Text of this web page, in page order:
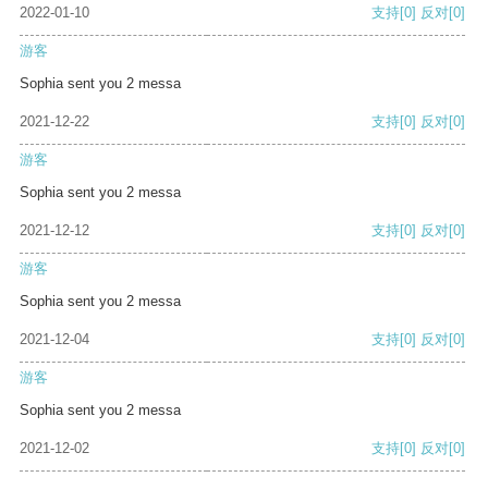
2022-01-10 支持[0] 反对[0]
游客
Sophia sent you 2 messa
2021-12-22 支持[0] 反对[0]
游客
Sophia sent you 2 messa
2021-12-12 支持[0] 反对[0]
游客
Sophia sent you 2 messa
2021-12-04 支持[0] 反对[0]
游客
Sophia sent you 2 messa
2021-12-02 支持[0] 反对[0]